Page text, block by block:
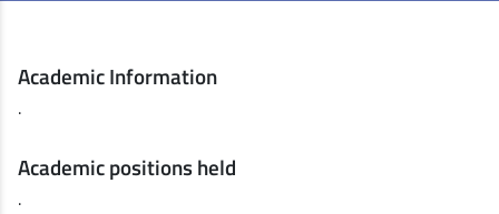
Academic Information
.
Academic positions held
.